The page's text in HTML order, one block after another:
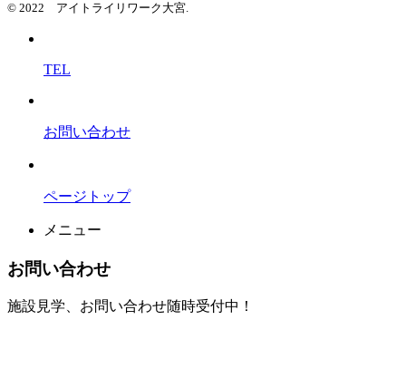
© 2022 アイトライリワーク大宮.
TEL
お問い合わせ
ページトップ
メニュー
お問い合わせ
施設見学、お問い合わせ随時受付中！